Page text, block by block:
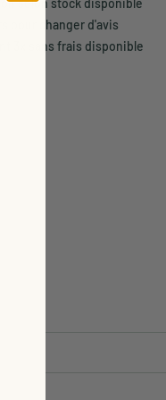
pour changer d'avis
3x sans frais disponible